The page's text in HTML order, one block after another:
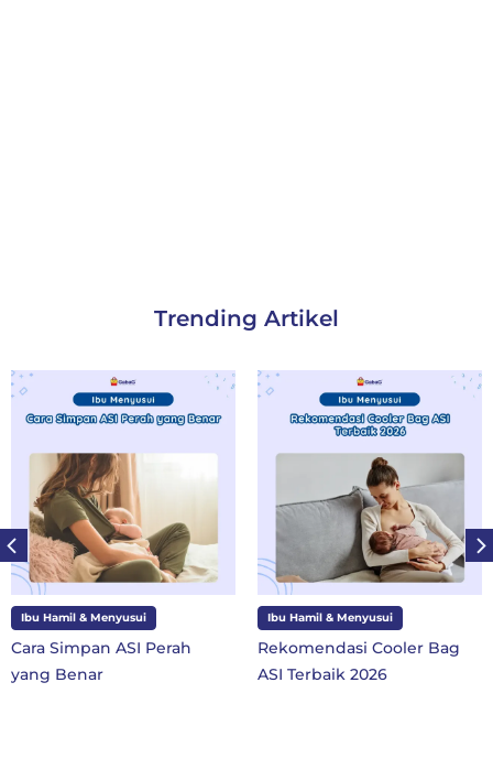
Trending Artikel
Ibu Hamil & Menyusui
Cara Simpan ASI Perah
yang Benar
Ibu Hamil & Menyusui
Rekomendasi Cooler Bag
ASI Terbaik 2026